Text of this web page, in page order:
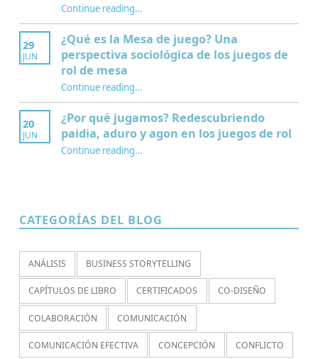
Continue reading“Interculturalidad, educación y juegos de rol: nuevo capítulo sobre el Mentor del Juego”
…
29
JUN
¿Qué es la Mesa de juego? Una
perspectiva sociológica de los juegos de
rol de mesa
Continue reading“¿Qué es la Mesa de juego? Una perspectiva sociológica de los juegos de rol de mesa”
…
20
JUN
¿Por qué jugamos? Redescubriendo
paidia, aduro y agon en los juegos de rol
Continue reading“¿Por qué jugamos? Redescubriendo paidia, aduro y agon en los juegos de rol”
…
CATEGORÍAS DEL BLOG
ANÁLISIS BUSINESS STORYTELLING
CAPÍTULOS DE LIBRO CERTIFICADOS CO-DISEÑO
COLABORACIÓN COMUNICACIÓN
COMUNICACIÓN EFECTIVA CONCEPCIÓN CONFLICTO